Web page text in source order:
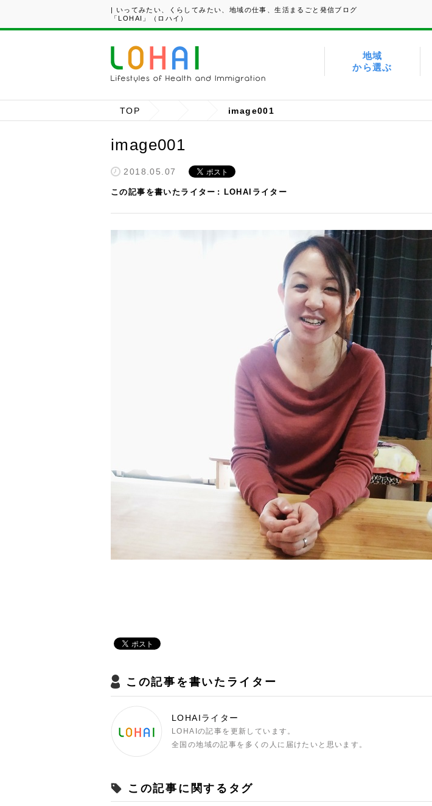
| いってみたい、くらしてみたい、地域の仕事、生活まるごと発信ブログ
「LOHAI」（ロハイ）
地域
から選ぶ
TOP image001
image001
2018.05.07
この記事を書いたライター LOHAIライター
この記事を書いたライター
LOHAIライター
LOHAIの記事を更新しています。
全国の地域の記事を多くの人に届けたいと思います。
この記事に関するタグ